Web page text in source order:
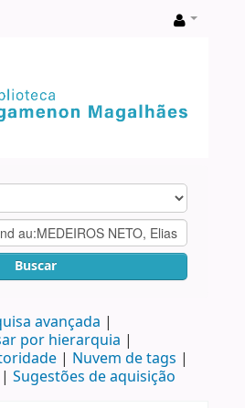
Buscar
avançada
por hierarquia
Nuvem de tags
Sugestões de aquisição